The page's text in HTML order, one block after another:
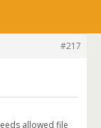
#217
allowed file